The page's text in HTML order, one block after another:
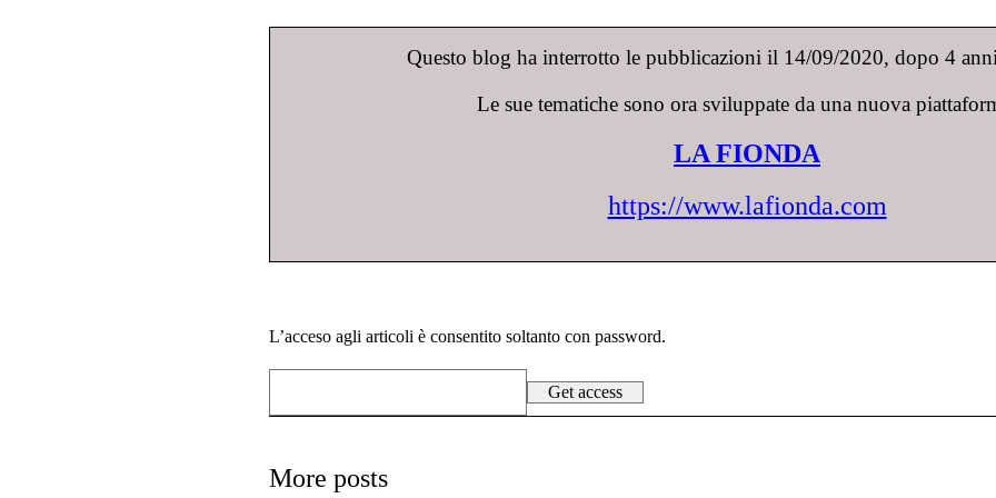
Questo blog ha interrotto le pubblicazioni il 14/09/2020, dopo 4
Le sue tematiche sono ora sviluppate da una nuova
LA FIONDA
https://www.lafionda.com
L’acceso agli articoli è consentito soltanto con password.
More posts